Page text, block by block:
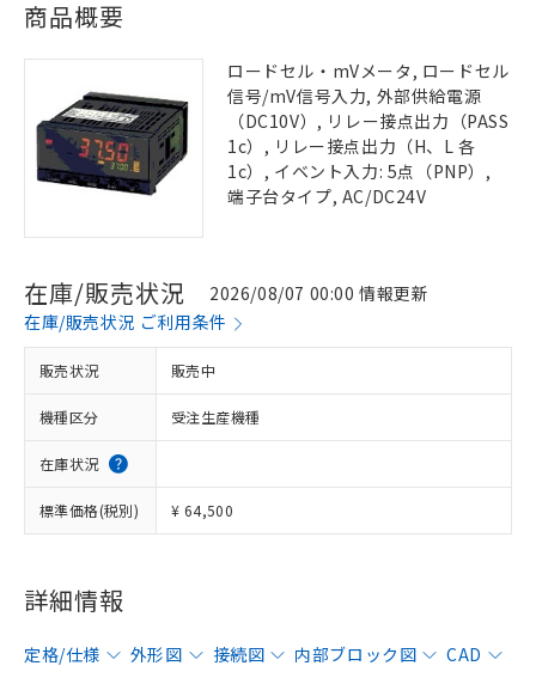
商品概要
ロードセル・mVメータ, ロードセル
信号/mV信号入力, 外部供給電源
（DC10V）, リレー接点出力（PASS
1c）, リレー接点出力（H、L 各
1c）, イベント入力: 5点（PNP）,
端子台タイプ, AC/DC24V
在庫/販売状況
2026/08/07 00:00 情報更新
在庫/販売状況 ご利用条件
販売状況 販売中
機種区分 受注生産機種
在庫状況
標準価格(税別) ¥ 64,500
詳細情報
定格/仕様 外形図 接続図 内部ブロック図
CAD